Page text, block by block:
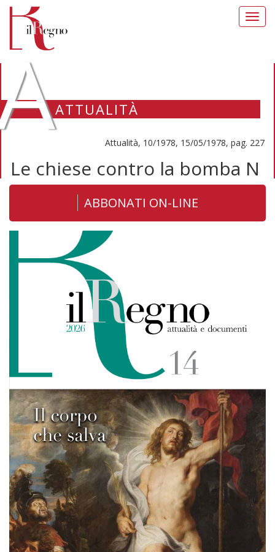
ATTUALITÀ
Attualità, 10/1978, 15/05/1978, pag. 227
Le chiese contro la bomba N
ABBONATI ON-LINE